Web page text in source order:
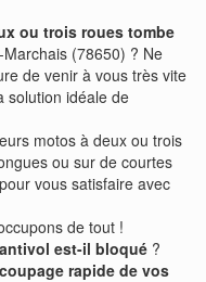
ou trois roues tombe
(78650) ? Ne
de venir à vous très vite
solution idéale de
motos à deux ou trois
ou sur de courtes
vous satisfaire avec
de tout !
antivol est-il bloqué ?
rapide de vos